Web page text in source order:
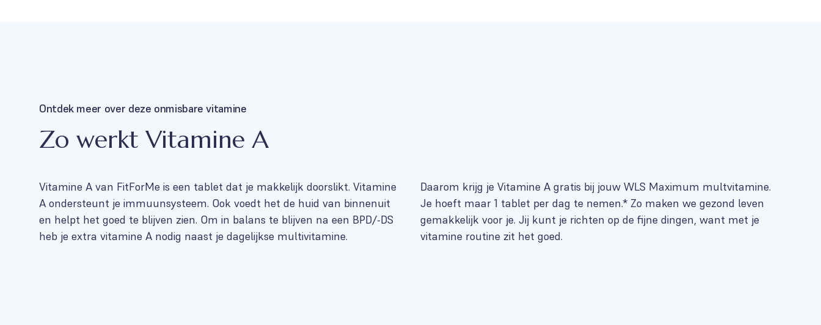
Ontdek meer over deze onmisbare vitamine
Zo werkt Vitamine A
Vitamine A van FitForMe is een tablet dat je makkelijk doorslikt. Vitamine
A ondersteunt je immuunsysteem. Ook voedt het de huid van binnenuit
en helpt het goed te blijven zien. Om in balans te blijven na een BPD/-DS
heb je extra vitamine A nodig naast je dagelijkse multivitamine.
Daarom krijg je Vitamine A gratis bij jouw WLS Maximum multvitamine.
Je hoeft maar 1 tablet per dag te nemen.* Zo maken we gezond leven
gemakkelijk voor je. Jij kunt je richten op de fijne dingen, want met je
vitamine routine zit het goed.